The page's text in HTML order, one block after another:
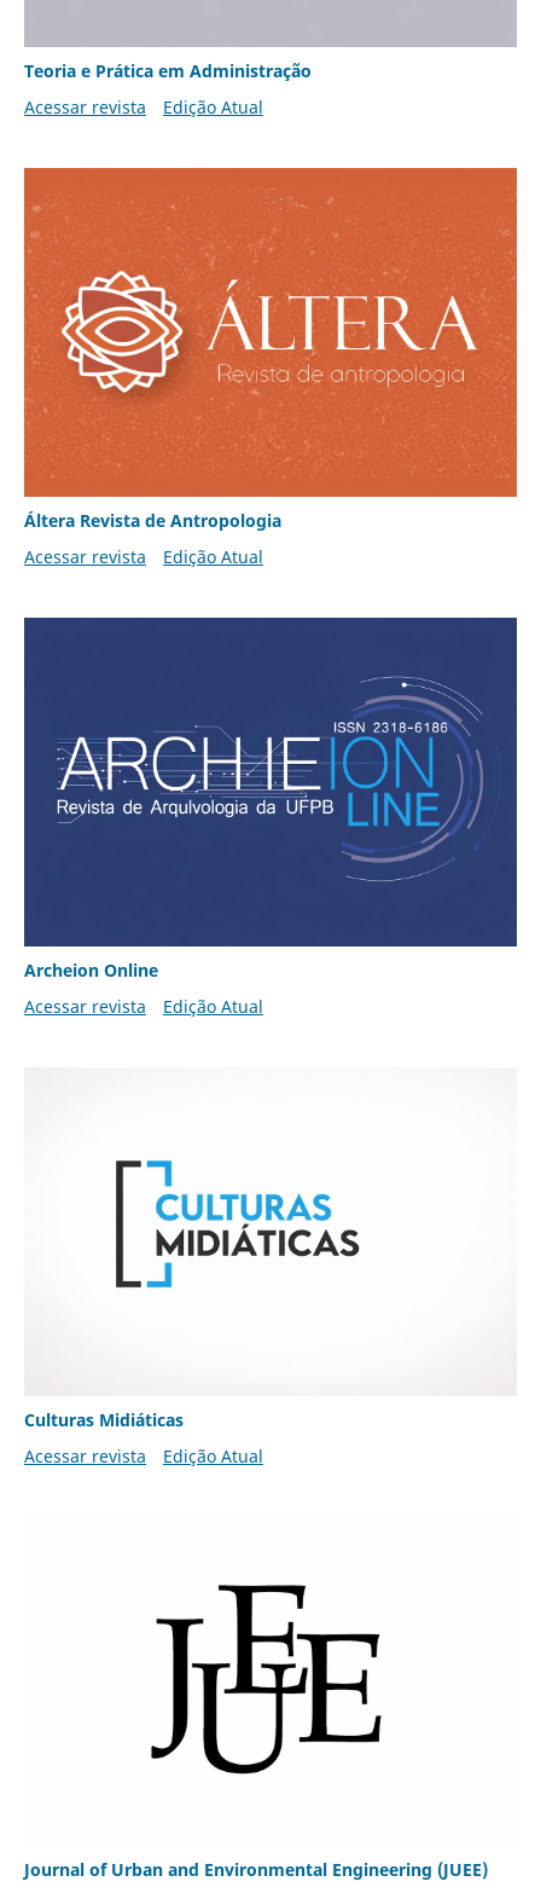
Teoria e Prática em Administração
Acessar revista
Edição Atual
Áltera Revista de Antropologia
Acessar revista
Edição Atual
Archeion Online
Acessar revista
Edição Atual
Culturas Midiáticas
Acessar revista
Edição Atual
Journal of Urban and Environmental Engineering (JUEE)